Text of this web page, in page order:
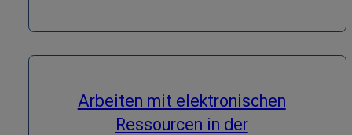
Arbeiten mit elektronischen
Ressourcen in der